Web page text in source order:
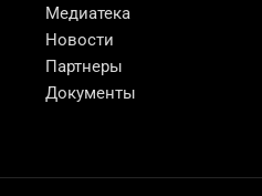
Медиатека
Новости
Партнеры
Документы